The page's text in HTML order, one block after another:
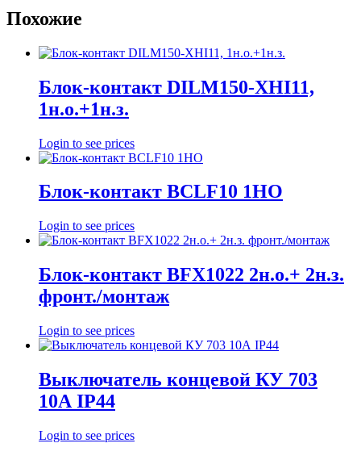
Похожие
Блок-контакт DILM150-XHI11,
1н.о.+1н.з.
Login to see prices
Блок-контакт BCLF10 1HO
Login to see prices
Блок-контакт BFX1022 2н.о.+ 2н.з.
фронт./монтаж
Login to see prices
Выключатель концевой КУ 703
10А IP44
Login to see prices